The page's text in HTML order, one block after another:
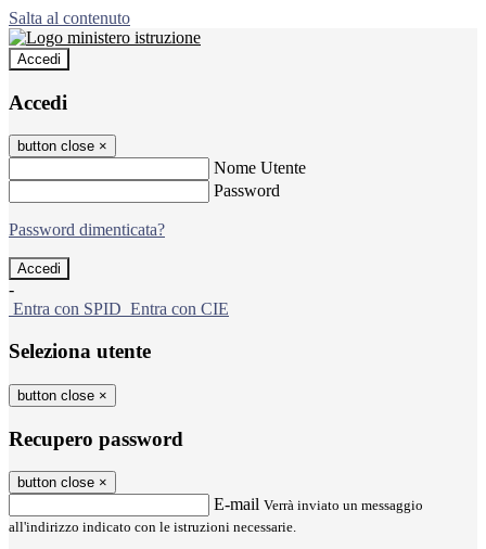
Salta al contenuto
Accedi
Accedi
button close ×
Nome Utente
Password
Password dimenticata?
-
Entra con SPID Entra con CIE
Seleziona utente
button close ×
Recupero password
button close ×
E-mail Verrà inviato un messaggio
all'indirizzo indicato con le istruzioni necessarie.